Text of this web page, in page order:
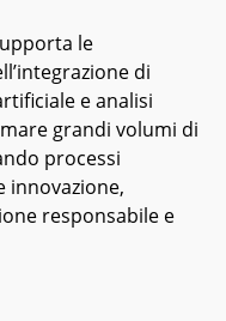
le
di
e analisi
grandi volumi di
processi
innovazione,
responsabile e